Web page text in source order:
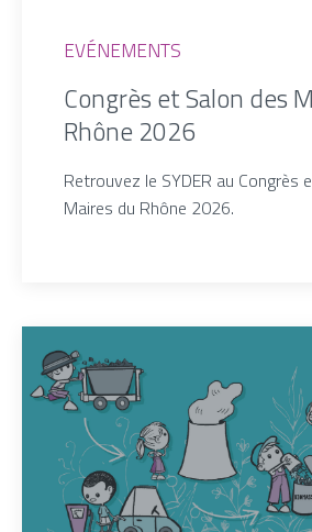
EVÉNEMENTS
Congrès et Salon des
Rhône 2026
Retrouvez le SYDER au Congrès
Maires du Rhône 2026.